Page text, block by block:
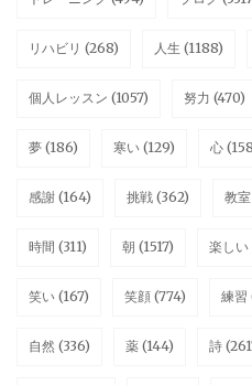
リハビリ (268) 人生 (1188)
個人レッスン (1057) 努力 (470)
夢 (186) 寒い (129) 心
感謝 (164) 挑戦 (362) 教室
時間 (311) 朝 (1517) 楽しい
笑い (167) 笑顔 (774) 練習
自然 (336) 薬 (144) 詩